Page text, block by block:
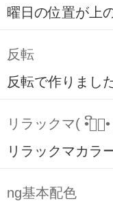
曜日の位置が上
反転
反転で作りまし
リラックマ( ິ•ᆺ⃘•
リラックマカラ
ng基本配色